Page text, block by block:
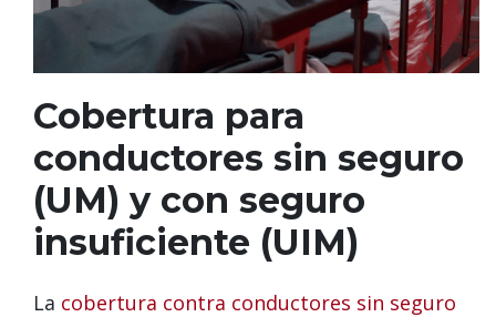
Cobertura para
conductores sin seguro
(UM) y con seguro
insuficiente (UIM)
La cobertura contra conductores sin seguro